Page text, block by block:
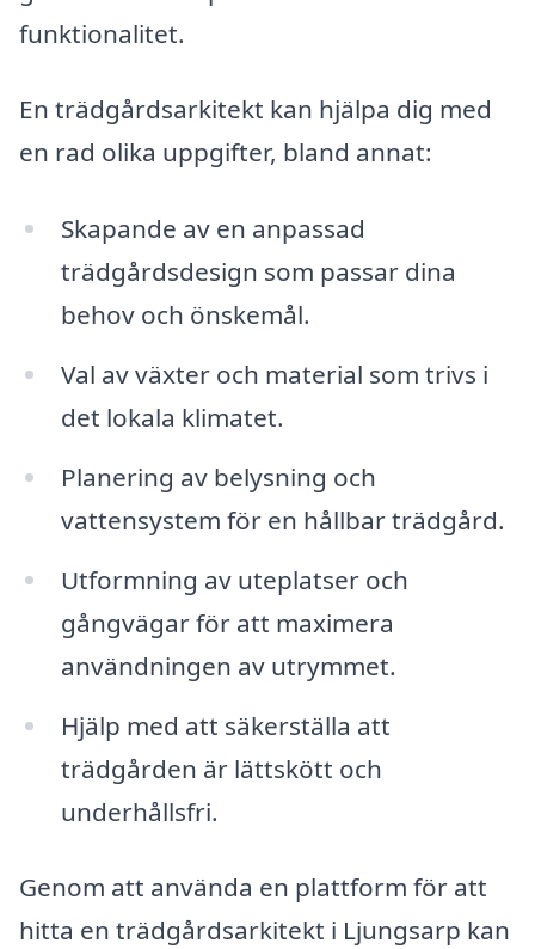
funktionalitet.
En trädgårdsarkitekt kan hjälpa dig med
en rad olika uppgifter, bland annat:
Skapande av en anpassad
trädgårdsdesign som passar dina
behov och önskemål.
Val av växter och material som trivs i
det lokala klimatet.
Planering av belysning och
vattensystem för en hållbar trädgård.
Utformning av uteplatser och
gångvägar för att maximera
användningen av utrymmet.
Hjälp med att säkerställa att
trädgården är lättskött och
underhållsfri.
Genom att använda en plattform för att
hitta en trädgårdsarkitekt i Ljungsarp kan